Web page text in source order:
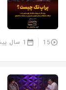
15 1 سال پیش